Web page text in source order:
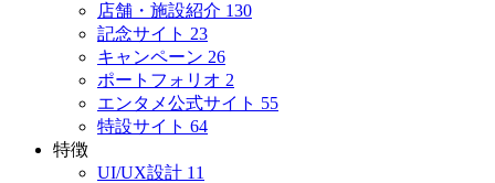
店舗・施設紹介 130
記念サイト 23
キャンペーン 26
ポートフォリオ 2
エンタメ公式サイト 55
特設サイト 64
特徴
UI/UX設計 11